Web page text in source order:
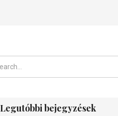
Legutóbbi bejegyzések